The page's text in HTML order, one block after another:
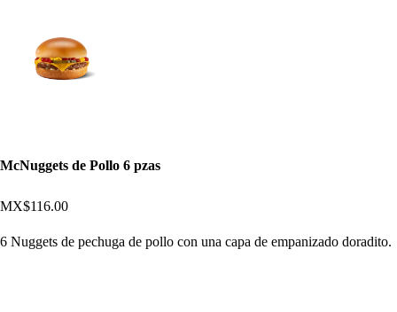
McNuggets de Pollo 6 pzas
MX$116.00
6 Nuggets de pechuga de pollo con una capa de empanizado doradito.